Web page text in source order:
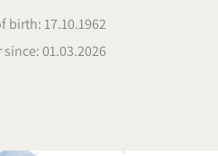
birth: 17.10.1962
01.03.2026